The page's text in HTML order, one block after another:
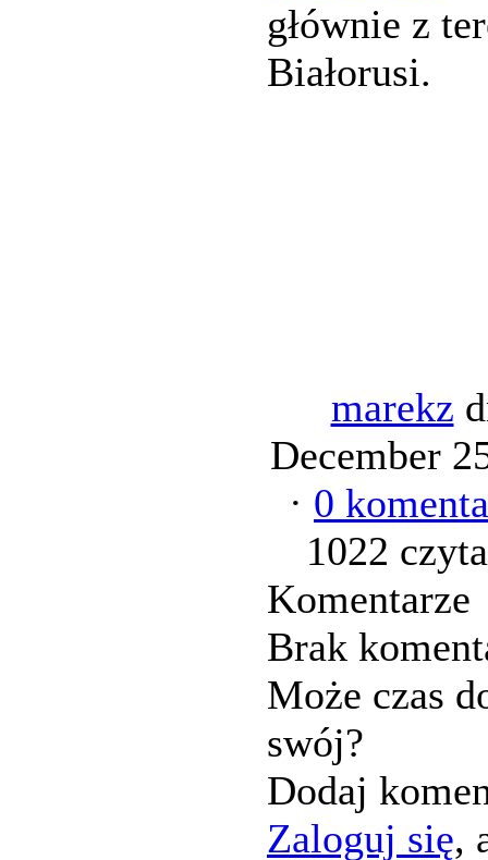
głównie z
Białorusi.
marekz
December
· 0
1022
Komentarze
Brak
Może czas
swój?
Dodaj
Zaloguj się,